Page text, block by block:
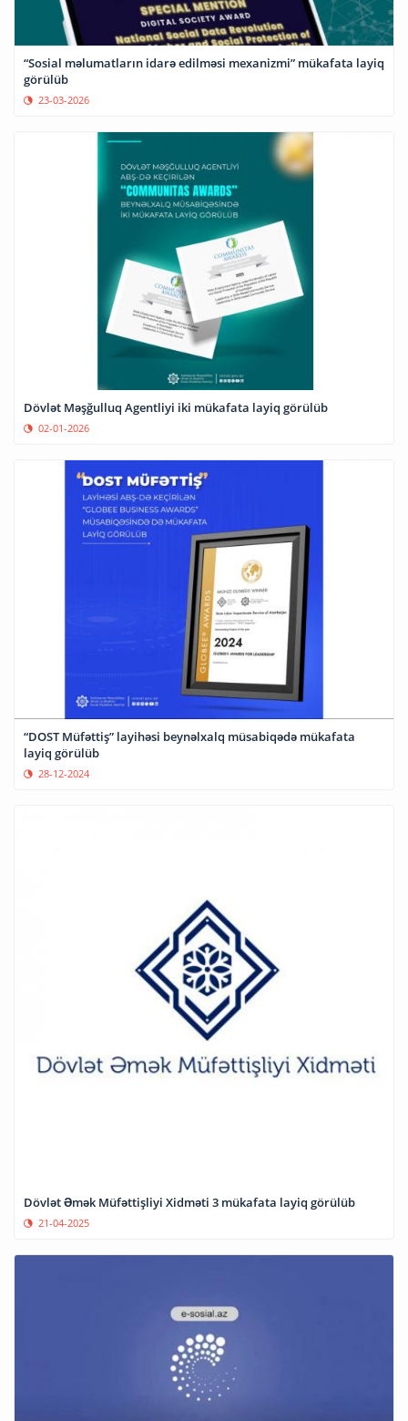
“Sosial məlumatların idarə edilməsi mexanizmi” mükafata layiq
görülüb
23-03-2026
Dövlət Məşğulluq Agentliyi iki mükafata layiq görülüb
02-01-2026
“DOST Müfəttiş” layihəsi beynəlxalq müsabiqədə mükafata
layiq görülüb
28-12-2024
Dövlət Əmək Müfəttişliyi Xidməti 3 mükafata layiq görülüb
21-04-2025